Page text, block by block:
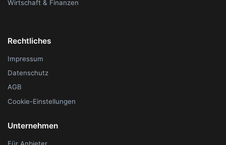
Wirtschaft & Finanzen
Rechtliches
Impressum
Datenschutz
AGB
Cookie-Einstellungen
Unternehmen